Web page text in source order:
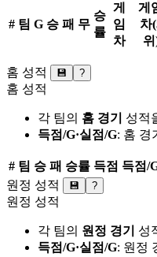
# 팀 G 승 패 무
승
률
게
임
차
게
차
홈 성적 💾 ?
홈 성적
각 팀의 홈 경기
성적
득점/G·실점/G: 홈 경
# 팀 승 패 승률 득점 득점/
원정 성적
💾 ?
원정 성적
각 팀의 원정 경기
성
득점/G·실점/G: 원정